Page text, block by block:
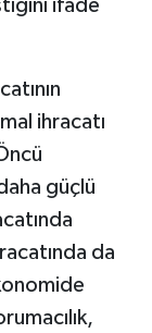
ifade
ihracatı
güçlü
da